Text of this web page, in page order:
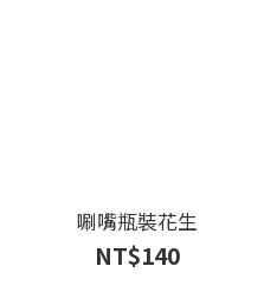
唰嘴瓶裝花生
NT$140